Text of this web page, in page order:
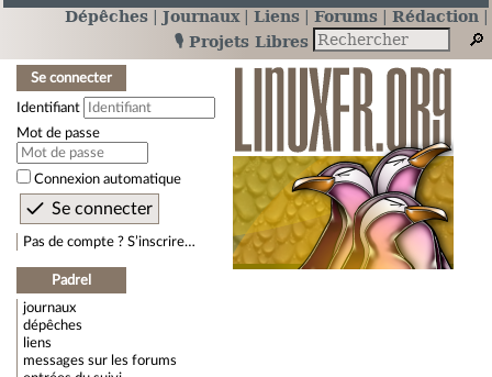
Dépêches Journaux Liens Forums
Rédaction
🎙️ Projets Libres
Se connecter
Identifiant
Mot de passe
Connexion automatique
Pas de compte ? S’inscrire…
Padrel
journaux
dépêches
liens
messages sur les forums